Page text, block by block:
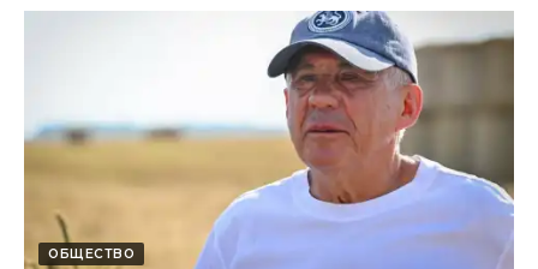
ОБЩЕСТВО